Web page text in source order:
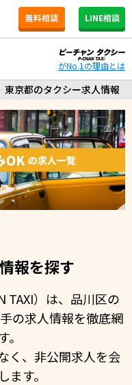
無料相談 LINE相談
がNo.1の理由とは
東京都のタクシー求人情報
報を探す
TAXI）は、品川区の
の求人情報を徹底網
く、非公開求人を会
ます。